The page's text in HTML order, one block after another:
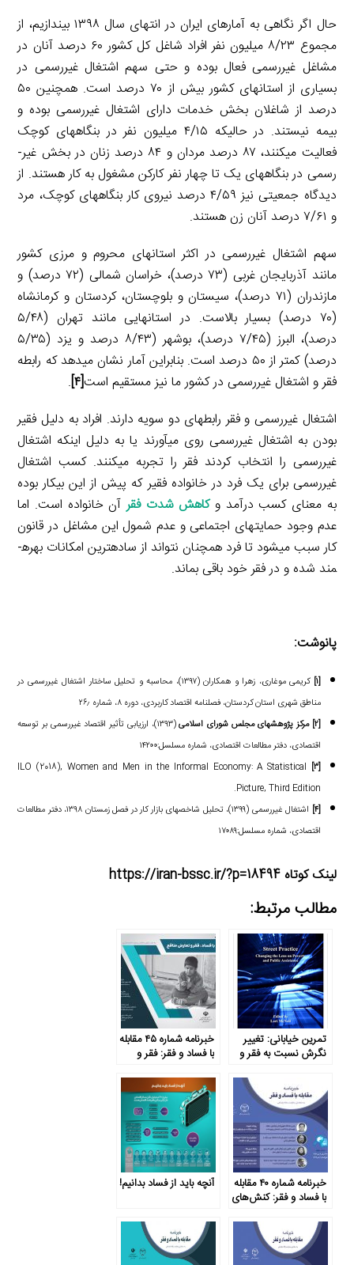
حال اگر نگاهی به آمارهای ایران در انتهای سال ۱۳۹۸ بیندازیم، از
مجموع ۸/۲۳ میلیون نفر افراد شاغل کل کشور ۶۰ درصد آنان در
مشاغل غیررسمی فعال بوده و حتی سهم اشتغال غیررسمی در
بسیاری از استان­های کشور بیش از ۷۰ درصد است. همچنین ۵۰
درصد از شاغلان بخش خدمات دارای اشتغال غیررسمی بوده و
بیمه نیستند. در حالیکه ۴/۱۵ میلیون نفر در بنگاه­های کوچک
فعالیت می­کنند، ۸۷ درصد مردان و ۸۴ درصد زنان در بخش غیر­
رسمی در بنگاه­های یک تا چهار نفر کارکن مشغول به کار هستند. از
دیدگاه جمعیتی نیز ۴/۵۹ درصد نیروی کار بنگاه­های کوچک، مرد
و ۷/۶۱ درصد آنان زن هستند.
سهم اشتغال غیررسمی در اکثر استان­های محروم و مرزی کشور
مانند آذربایجان غربی (۷۳ درصد)، خراسان شمالی (۷۲ درصد) و
مازندران (۷۱ درصد)، سیستان و بلوچستان، کردستان و کرمانشاه
(۷۰ درصد) بسیار بالاست. در استان­هایی مانند تهران (۵/۴۸
درصد)، البرز (۷/۴۵ درصد)، بوشهر (۸/۴۳ درصد و یزد (۵/۳۵
درصد) کمتر از ۵۰ درصد است. بنابراین آمار نشان می­دهد که رابطه
فقر و اشتغال غیررسمی در کشور ما نیز مستقیم است[۴] .
اشتغال غیررسمی و فقر رابطه­ای دو سویه دارند. افراد به دلیل فقیر
بودن به اشتغال غیررسمی روی می­آورند یا به دلیل این­که اشتغال
غیررسمی را انتخاب کردند فقر را تجربه می­کنند. کسب اشتغال
غیررسمی برای یک فرد در خانواده فقیر که پیش از این بیکار بوده
به معنای کسب درآمد وکاهش شدت فقرآن خانواده است. اما
عدم وجود حمایت­های اجتماعی و عدم شمول این مشاغل در قانون
کار سبب می­شود تا فرد همچنان نتواند از ساده­ترین امکانات بهره­
مند شده و در فقر خود باقی بماند.
پانوشت:
[۱]
کریمی موغاری، زهرا و همکاران (۱۳۹۷)، محاسبه و تحلیل ساختار اشتغال غیررسمی در
مناطق شهری استان کردستان، فصلنامه اقتصاد کاربردی، دوره ۸، شماره ۲۶٫
[۲]
مرکز پژوهش­های مجلس شورای اسلامی
(۱۳۹۳)، ارزیابی تأثیر اقتصاد غیررسمی بر توسعه
اقتصادی، دفتر مطالعات اقتصادی، شماره مسلسل:۱۴۲۰۰
[۳]
ILO (2018), Women and Men in the Informal Economy: A Statistical
Picture, Third Edition.
[۴]
اشتغال غیررسمی (۱۳۹۹)، تحلیل شاخص­های بازار کار در فصل زمستان ۱۳۹۸، دفتر مطالعات
اقتصادی، شماره مسلسل:۱۷۰۸۹
لینک کوتاه https://iran-bssc.ir/?p=18494
مطالب مرتبط:
تمرین خیابانی: تغییر
نگرش نسبت به فقر و
خبرنامه شماره ۴۵ مقابله
با فساد و فقر: فقر و
خبرنامه شماره ۴۰ مقابله
با فساد و فقر: کنش‌های
آنچه باید از فساد بدانیم!